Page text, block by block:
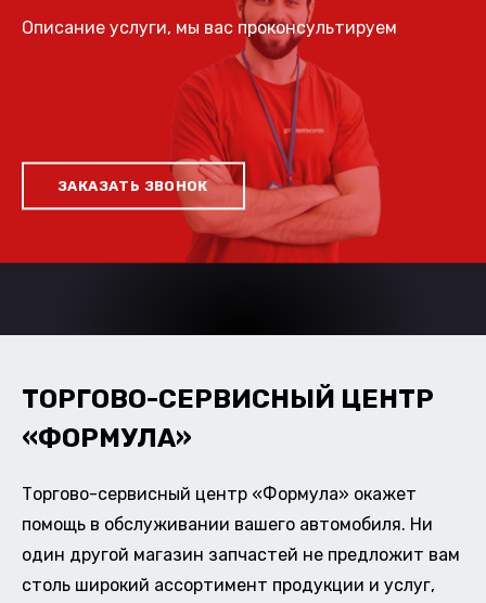
Описание услуги, мы вас проконсультируем
ЗАКАЗАТЬ ЗВОНОК
ТОРГОВО-СЕРВИСНЫЙ ЦЕНТР
«ФОРМУЛА»
Торгово-сервисный центр «Формула» окажет
помощь в обслуживании вашего автомобиля. Ни
один другой магазин запчастей не предложит вам
столь широкий ассортимент продукции и услуг,